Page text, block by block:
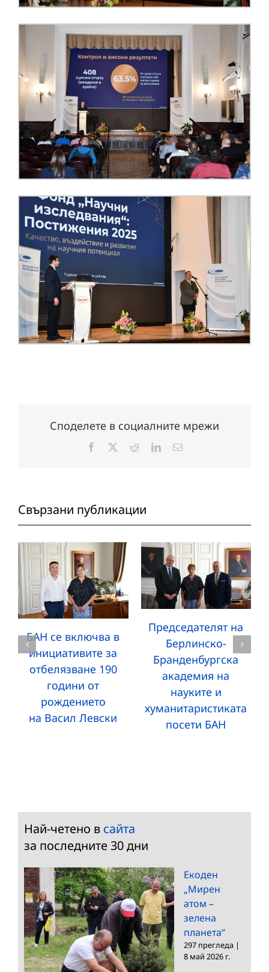
Споделете в социалните мрежи
Facebook RedditLinkedInЕлектронна
Свързани публикации
БАН се включва в
инициативите за
отбелязване 190
години от
рождението
на Васил Левски
Председателят на
Берлинско-
Бранденбургска
академия на
науките и
хуманитаристиката
посети БАН
Най-четено в сайта
за последните 30 дни
Екоден
„Мирен
атом –
зелена
планета“
297 прегледа |
8 май 2026 г.